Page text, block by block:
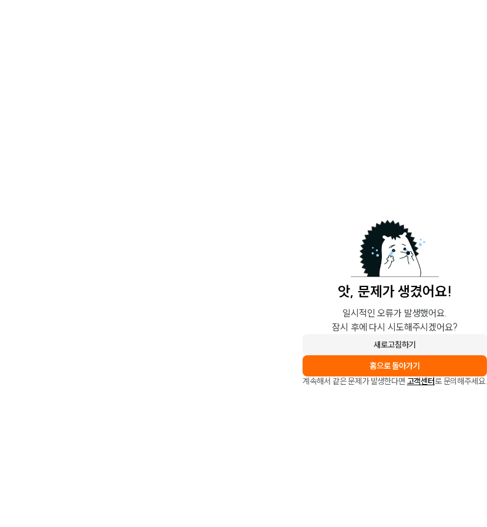
앗, 문제가 생겼어요!
일시적인 오류가 발생했어요.
잠시 후에 다시 시도해주시겠어요?
새로고침하기
홈으로 돌아가기
계속해서 같은 문제가 발생한다면 고객센터로 문의해주세요.